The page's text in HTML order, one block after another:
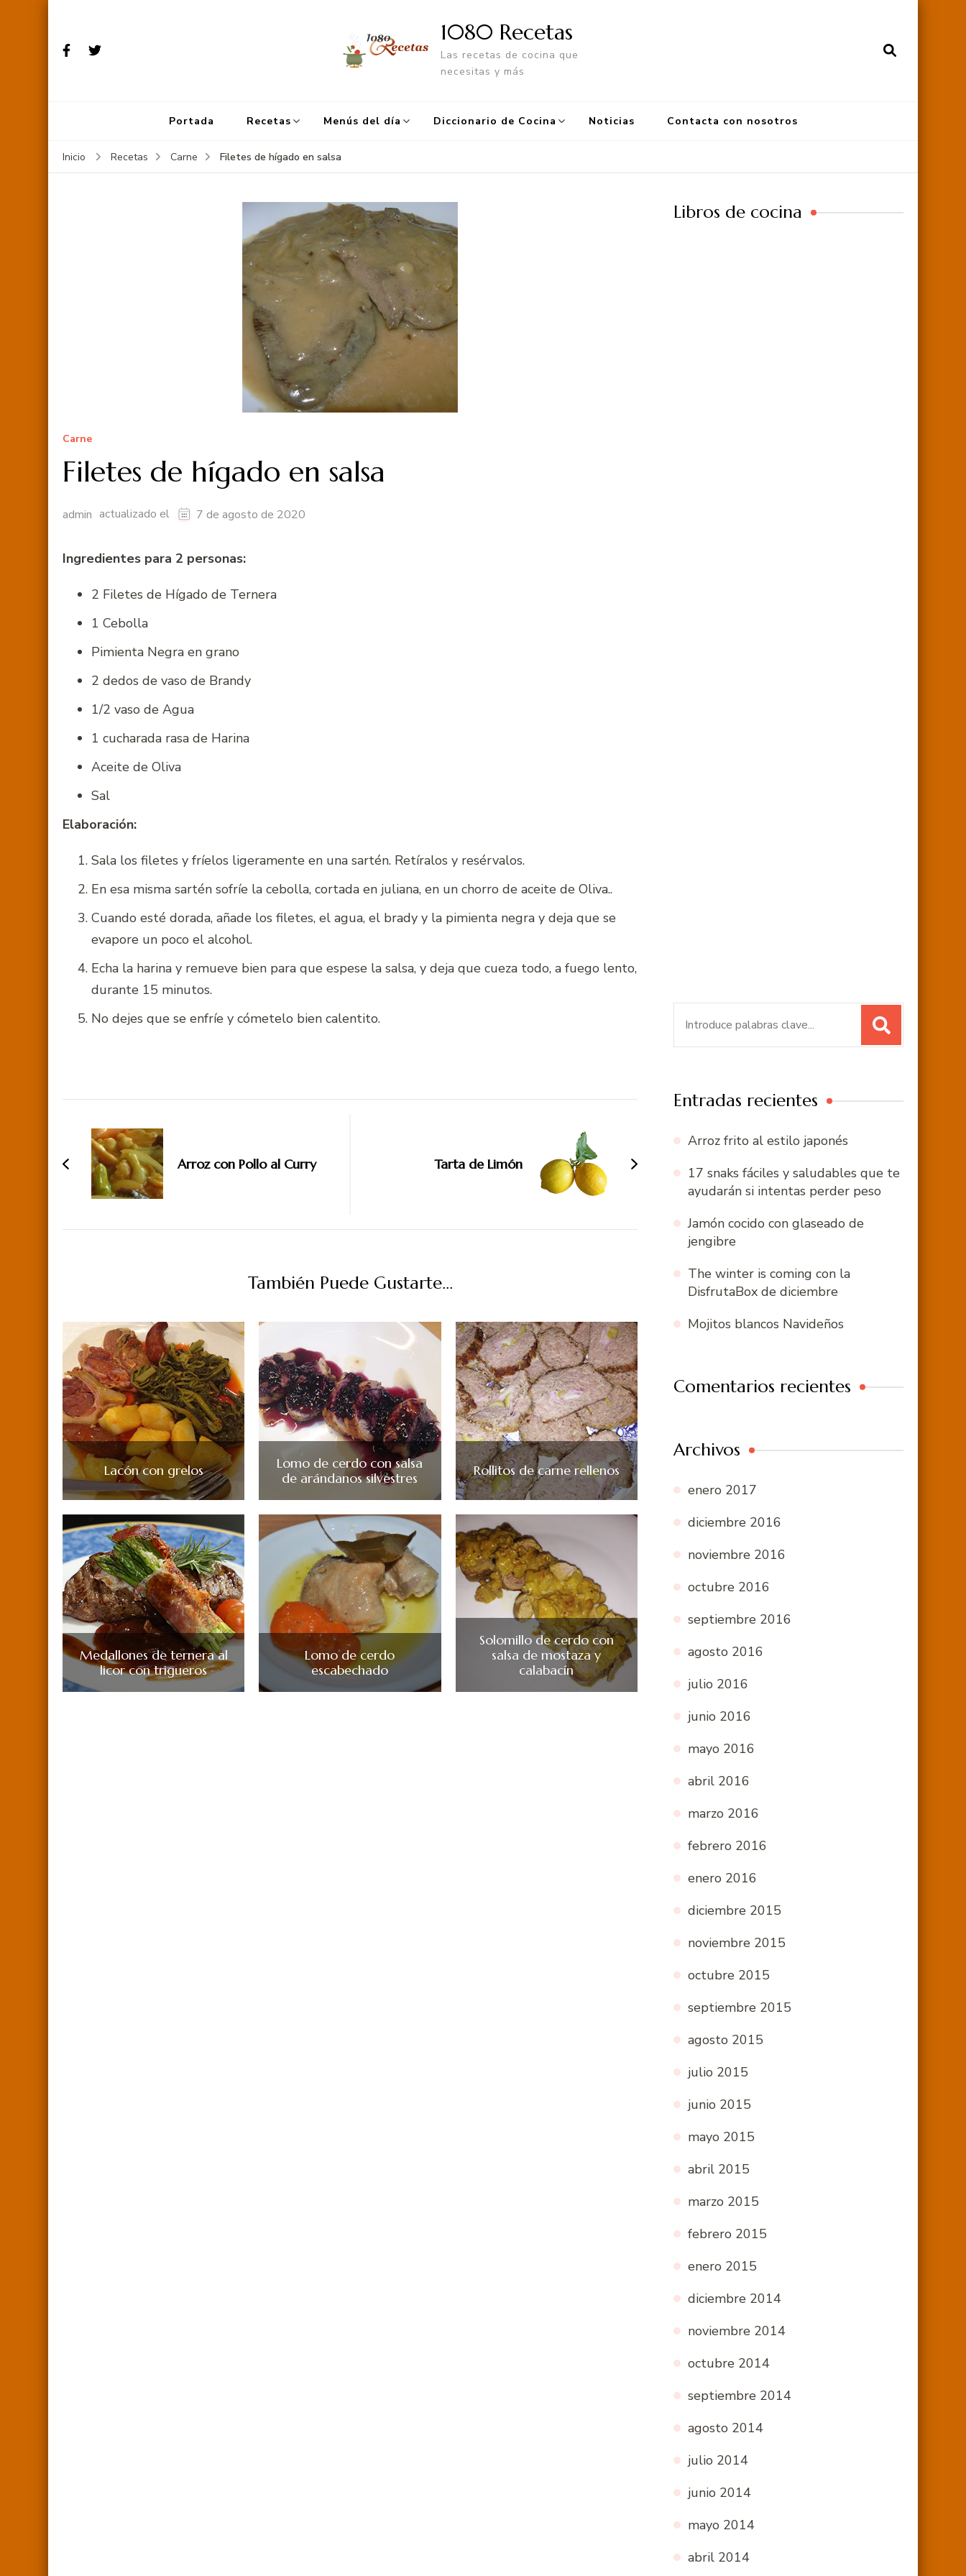
1080 Recetas
Las recetas de cocina que
necesitas y más
Portada Recetas Menús del día Diccionario de Cocina Noticias Contacta con nosotros
Inicio Recetas Carne Filetes de hígado en salsa
Carne
Filetes de hígado en salsa
admin actualizado el 7 de agosto de 2020
Ingredientes para 2 personas:
2 Filetes de Hígado de Ternera
1 Cebolla
Pimienta Negra en grano
2 dedos de vaso de Brandy
1/2 vaso de Agua
1 cucharada rasa de Harina
Aceite de Oliva
Sal
Elaboración:
Sala los filetes y fríelos ligeramente en una sartén. Retíralos y resérvalos.
En esa misma sartén sofríe la cebolla, cortada en juliana, en un chorro de aceite de Oliva..
Cuando esté dorada, añade los filetes, el agua, el brady y la pimienta negra y deja que se
evapore un poco el alcohol.
Echa la harina y remueve bien para que espese la salsa, y deja que cueza todo, a fuego lento,
durante 15 minutos.
No dejes que se enfríe y cómetelo bien calentito.
entradas
Arroz con Pollo al Curry Tarta de Limón
También Puede Gustarte...
Lacón con grelos
Lomo de cerdo con salsa
de arándanos silvestres
Rollitos de carne rellenos
Medallones de ternera al
licor con trigueros
Lomo de cerdo
escabechado
Solomillo de cerdo con
salsa de mostaza y
calabacín
Libros de cocina
Entradas recientes
Arroz frito al estilo japonés
17 snaks fáciles y saludables que te
ayudarán si intentas perder peso
Jamón cocido con glaseado de
jengibre
The winter is coming con la
DisfrutaBox de diciembre
Mojitos blancos Navideños
Comentarios recientes
Archivos
enero 2017
diciembre 2016
noviembre 2016
octubre 2016
septiembre 2016
agosto 2016
julio 2016
junio 2016
mayo 2016
abril 2016
marzo 2016
febrero 2016
enero 2016
diciembre 2015
noviembre 2015
octubre 2015
septiembre 2015
agosto 2015
julio 2015
junio 2015
mayo 2015
abril 2015
marzo 2015
febrero 2015
enero 2015
diciembre 2014
noviembre 2014
octubre 2014
septiembre 2014
agosto 2014
julio 2014
junio 2014
mayo 2014
abril 2014